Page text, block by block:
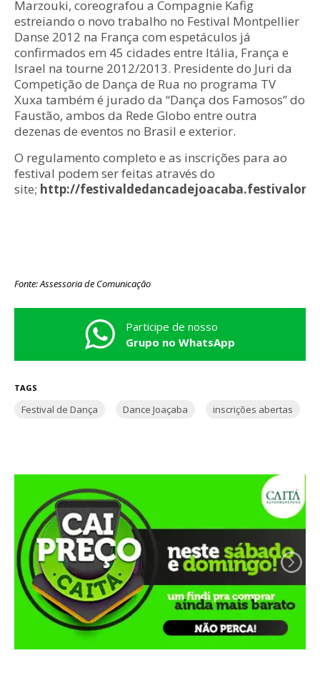
Marzouki, coreografou a Compagnie Kafig
estreiando o novo trabalho no Festival Montpellier
Danse 2012 na França com espetáculos já
confirmados em 45 cidades entre Itália, França e
Israel na tourne 2012/2013. Presidente do Juri da
Competição de Dança de Rua no programa TV
Xuxa também é jurado da “Dança dos Famosos” do
Faustão, ambos da Rede Globo entre outra
dezenas de eventos no Brasil e exterior.
O regulamento completo e as inscrições para ao
festival podem ser feitas através do
site; http://
Fonte: Assessoria de Comunicação
Participe de nosso
Grupo no WhatsApp
TAGS
Festival de Dança Dance Joaçaba inscrições abertas